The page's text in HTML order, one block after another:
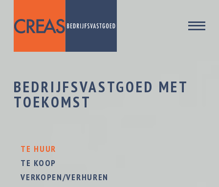
BEDRIJFSVASTGOED MET
TOEKOMST
TE HUUR
TE KOOP
VERKOPEN/VERHUREN